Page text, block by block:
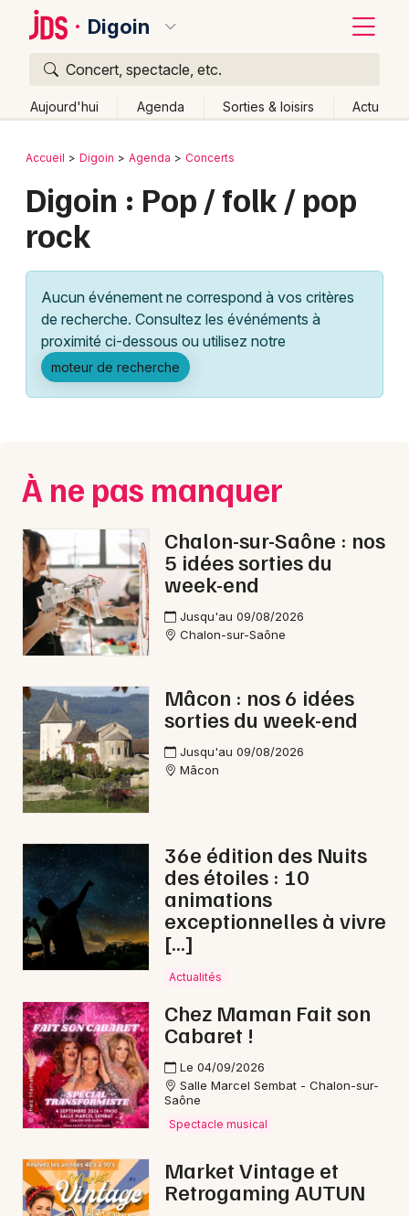
Digoin
Concert, spectacle, etc.
Aujourd'hui Agenda Sorties & loisirs Actu
Publier un événement
Grands événements
Activité & Expérience
Manifestations
Foires & salons
Concerts
Sports
Soirées
Sorties famille
Sorties & loisirs
Pop / folk en Saône-et-Loire
Pop / folk en Bourgogne
Pop / folk en Bourgogne-Franche-Comté
Newsletter des sorties
Actus à Digoin
Magazine à Digoin
Bordeaux
Colmar
Lille
Lyon
Marseille
Mulhouse
Nice
Paris
Strasbourg
Toulouse
Toutes les villes
Retour
Accueil Digoin Agenda Concerts
Digoin : Pop / folk / pop
rock
Aucun événement ne correspond à vos critères
de recherche. Consultez les événéments à
proximité ci-dessous ou utilisez notre
moteur de recherche
À ne pas manquer
Chalon-sur-Saône : nos
5 idées sorties du
week-end
Jusqu'au 09/08/2026
Chalon-sur-Saône
Mâcon : nos 6 idées
sorties du week-end
Jusqu'au 09/08/2026
Mâcon
36e édition des Nuits
des étoiles : 10
animations
exceptionnelles à vivre
[…]
Actualités
Chez Maman Fait son
Cabaret !
Le 04/09/2026
Salle Marcel Sembat - Chalon-sur-
Saône
Spectacle musical
Market Vintage et
Retrogaming AUTUN
Quoi ?
Où ?
Partout
Près de moi Changer de lieu
Quand ?
Aujourd'hui
Demain Ce week-end Autre